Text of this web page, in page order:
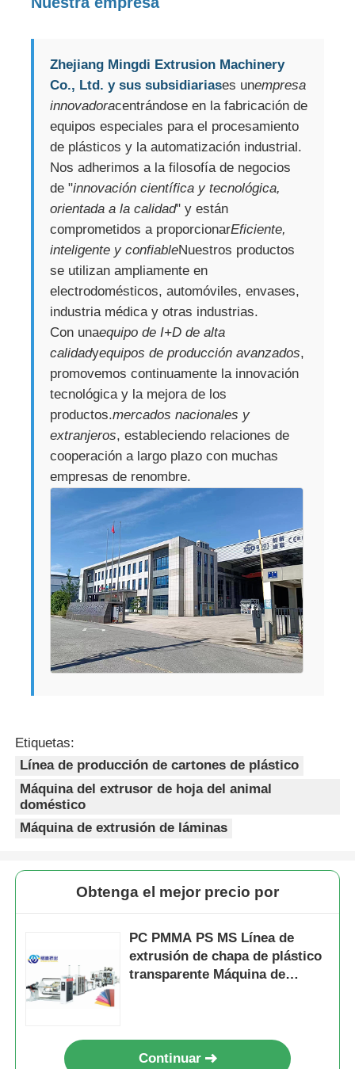
Zhejiang Mingdi Extrusion Machinery
Co., Ltd. y sus subsidiariases unempresa
innovadoracentrándose en la fabricación de
equipos especiales para el procesamiento
de plásticos y la automatización industrial.
Nos adherimos a la filosofía de negocios
de "innovación científica y tecnológica,
orientada a la calidad" y están
comprometidos a proporcionarEficiente,
inteligente y confiableNuestros productos
se utilizan ampliamente en
electrodomésticos, automóviles, envases,
industria médica y otras industrias.
Con unaequipo de I+D de alta
calidadyequipos de producción avanzados,
promovemos continuamente la innovación
tecnológica y la mejora de los
productos.mercados nacionales y
extranjeros, estableciendo relaciones de
cooperación a largo plazo con muchas
empresas de renombre.
Etiquetas:
Línea de producción de cartones de plástico
Máquina del extrusor de hoja del animal
doméstico
Máquina de extrusión de láminas
Obtenga el mejor precio por
PC PMMA PS MS Línea de
extrusión de chapa de plástico
transparente Máquina de
Continuar